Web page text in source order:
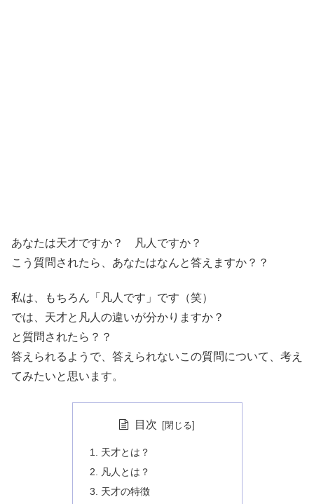
あなたは天才ですか？ 凡人ですか？
こう質問されたら、あなたはなんと答えますか？？
私は、もちろん「凡人です」です（笑）
では、天才と凡人の違いが分かりますか？
と質問されたら？？
答えられるようで、答えられないこの質問について、考え
てみたいと思います。
目次
天才とは？
凡人とは？
天才の特徴